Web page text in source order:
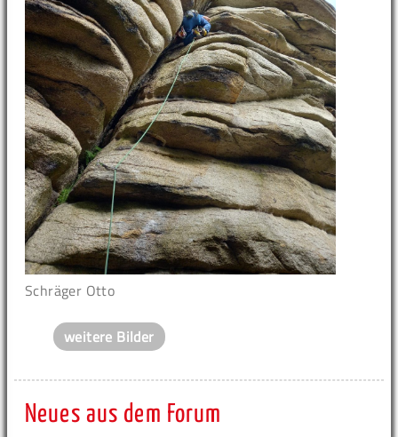
Schräger Otto
weitere Bilder
Neues aus dem Forum